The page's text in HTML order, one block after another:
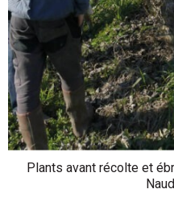
Plants avant récolte et